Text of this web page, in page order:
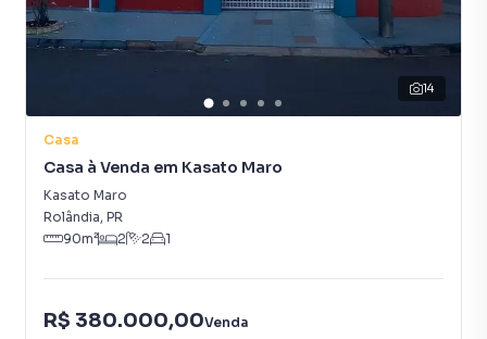
14
Casa
Casa à Venda em Kasato Maro
Kasato Maro
Rolândia, PR
90m² 2 2 1
R$ 380.000,00Venda